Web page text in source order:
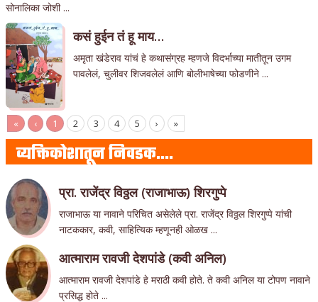
सोनालिका जोशी ...
कसं हुईन तं हू माय…
अमृता खंडेराव यांचं हे कथासंग्रह म्हणजे विदर्भाच्या मातीतून उगम
पावलेलं, चुलीवर शिजवलेलं आणि बोलीभाषेच्या फोडणीने ...
« ‹ 1 2 3 4 5 › »
व्यक्तिकोशातून निवडक….
प्रा. राजेंद्र विठ्ठल (राजाभाऊ) शिरगुप्पे
राजाभाऊ या नावाने परिचित असेलेले प्रा. राजेंद्र विठ्ठल शिरगुप्पे यांची
नाटककार, कवी, साहित्यिक म्हणूनही ओळख ...
आत्माराम रावजी देशपांडे (कवी अनिल)
आत्माराम रावजी देशपांडे हे मराठी कवी होते. ते कवी अनिल या टोपण नावाने
प्रसिद्ध होते ...